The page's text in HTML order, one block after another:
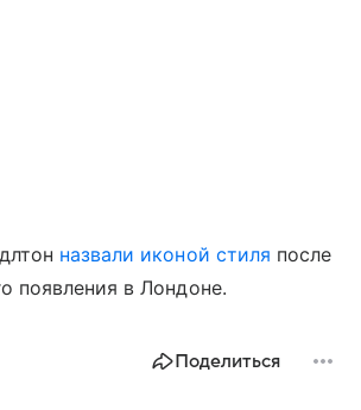
назвали иконой стиля после
появления в Лондоне.
Поделиться